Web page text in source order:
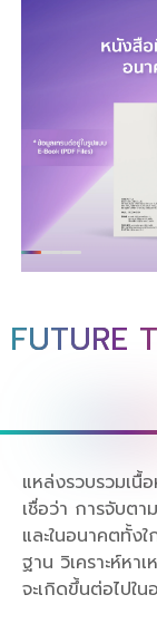
FUTURE
แหล่งรวบรวมเนื้
เชื่อว่า การจับต
และในอนาคตทั้
ฐาน วิเคราะห์หา
จะเกิดขึ้นต่อไปใ